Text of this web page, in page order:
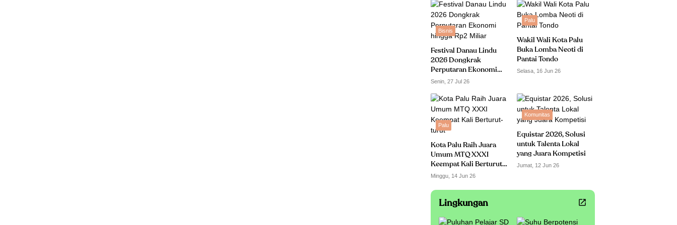
Bisnis
Festival Danau Lindu
2026 Dongkrak
Perputaran Ekonomi
hingga Rp2 Miliar
Senin, 27 Jul 26
Palu
Wakil Wali Kota Palu
Buka Lomba Neoti di
Pantai Tondo
Selasa, 16 Jun 26
Palu
Kota Palu Raih Juara
Umum MTQ XXXI
Keempat Kali Berturut-
turut
Minggu, 14 Jun 26
Komunitas
Equistar 2026, Solusi
untuk Talenta Lokal
yang Juara Kompetisi
Jumat, 12 Jun 26
Lingkungan